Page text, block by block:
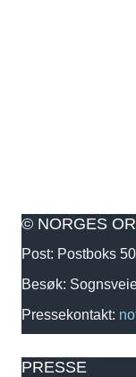
© NORGES
Post: Postboks
Besøk:
Pressekontakt:
PRESSE